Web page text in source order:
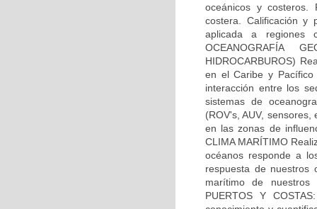
oceánicos y costeros.
costera. Calificación y
aplicada a regiones
OCEANOGRAFÍA
HIDROCARBUROS)
en el Caribe y Pacífico
interacción entre los
sistemas de
(ROV's, AUV,
en las zonas de
CLIMA MARÍTIMO
océanos responde a
respuesta de nuestros
marítimo de nuestros
PUERTOS Y